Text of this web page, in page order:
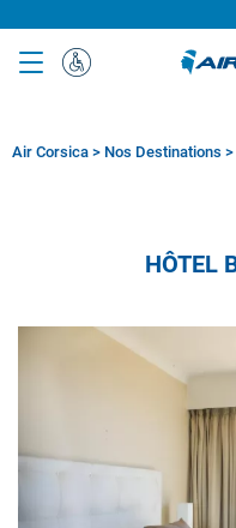
au
contenu
principalAssistance
Fil
Air Corsica > Nos Destinations >
HÔTEL